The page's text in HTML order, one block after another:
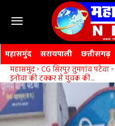
महासमुंद सरायपाली छत्तीसगढ़
महासमुंद CG सिरपुर तुमगांव पटेवा
इनोवा की टक्कर से युवक की...